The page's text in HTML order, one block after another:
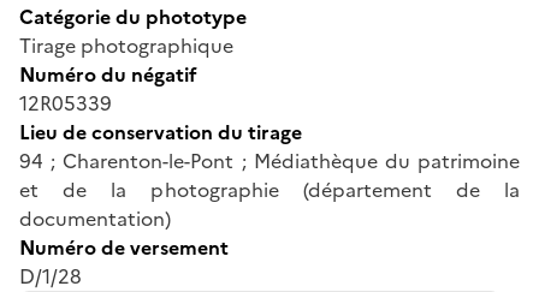
Catégorie du phototype
Tirage photographique
Numéro du négatif
12R05339
Lieu de conservation du tirage
94 ; Charenton-le-Pont ; Médiathèque du patrimoine
et de la photographie (département de la
documentation)
Numéro de versement
D/1/28